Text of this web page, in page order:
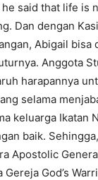
said that life is
Dan dengan
Abigail bisa
Anggota
harapannya
selama
keluarga Ikatan
baik.
Apostolic
God’s